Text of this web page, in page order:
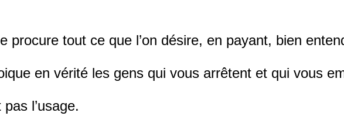
tout ce que l’on désire, en payant, bien
en vérité les gens qui vous arrêtent et qui vous
l’usage.